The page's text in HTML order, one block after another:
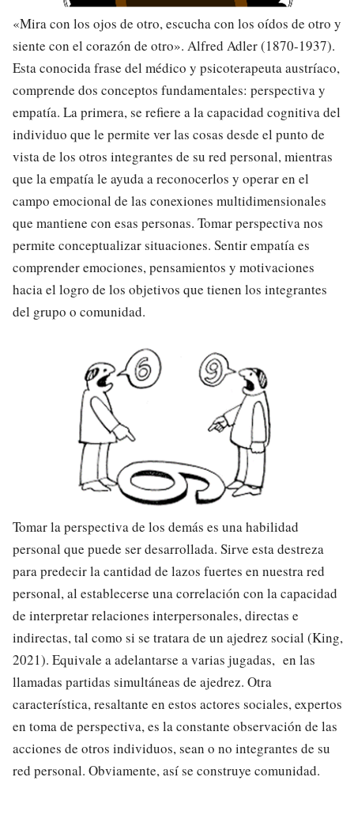
«Mira con los ojos de otro, escucha con los oídos de otro y
siente con el corazón de otro». Alfred Adler (1870-1937).
Esta conocida frase del médico y psicoterapeuta austríaco,
comprende dos conceptos fundamentales: perspectiva y
empatía. La primera, se refiere a la capacidad cognitiva del
individuo que le permite ver las cosas desde el punto de
vista de los otros integrantes de su red personal, mientras
que la empatía le ayuda a reconocerlos y operar en el
campo emocional de las conexiones multidimensionales
que mantiene con esas personas. Tomar perspectiva nos
permite conceptualizar situaciones. Sentir empatía es
comprender emociones, pensamientos y motivaciones
hacia el logro de los objetivos que tienen los integrantes
del grupo o comunidad.
Tomar la perspectiva de los demás es una habilidad
personal que puede ser desarrollada. Sirve esta destreza
para predecir la cantidad de lazos fuertes en nuestra red
personal, al establecerse una correlación con la capacidad
de interpretar relaciones interpersonales, directas e
indirectas, tal como si se tratara de un ajedrez social (King,
2021). Equivale a adelantarse a varias jugadas, en las
llamadas partidas simultáneas de ajedrez. Otra
característica, resaltante en estos actores sociales, expertos
en toma de perspectiva, es la constante observación de las
acciones de otros individuos, sean o no integrantes de su
red personal. Obviamente, así se construye comunidad.